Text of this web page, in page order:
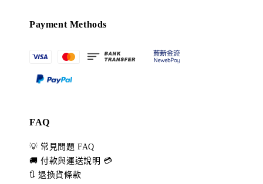
Payment Methods
FAQ
💡 常見問題 FAQ
🚚 付款與運送說明 💳
🔃 退換貨條款